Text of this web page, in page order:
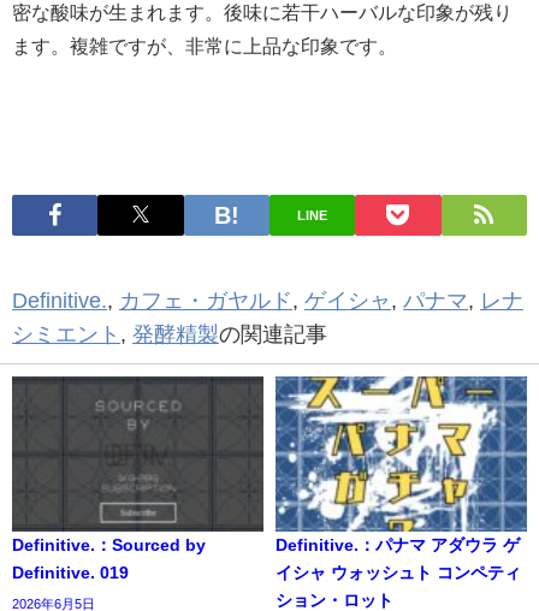
密な酸味が生まれます。後味に若干ハーバルな印象が残り
ます。複雑ですが、非常に上品な印象です。
LINE
Definitive., カフェ・ガヤルド, ゲイシャ , パナマ, レナ
シミエント , 発酵精製の関連記事
Definitive.：Sourced by
Definitive. 019
2026年6月5日
Definitive.：パナマ アダウラ ゲ
イシャ ウォッシュト コンペティ
ション・ロット